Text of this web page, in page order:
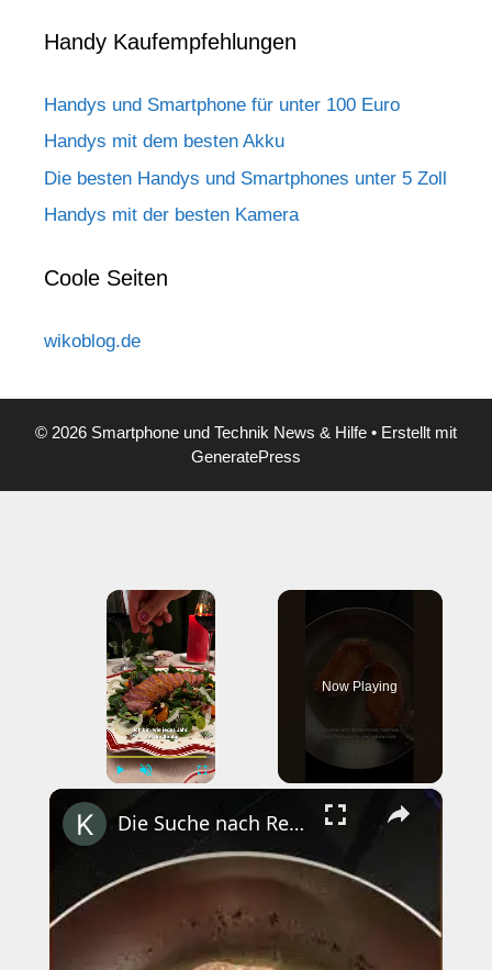
Handy Kaufempfehlungen
Handys und Smartphone für unter 100 Euro
Handys mit dem besten Akku
Die besten Handys und Smartphones unter 5 Zoll
Handys mit der besten Kamera
Coole Seiten
wikoblog.de
© 2026 Smartphone und Technik News & Hilfe • Erstellt mit
GeneratePress
×
Now Playing
×
Die Suche nach Rezepten für die Weihnachtszeit hat nun ein Ende! #villeroyboch#yesvb#toysdelight